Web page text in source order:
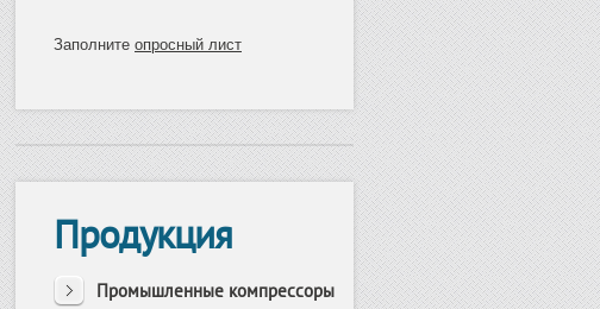
Заполните опросный лист
Продукция
Промышленные компрессоры